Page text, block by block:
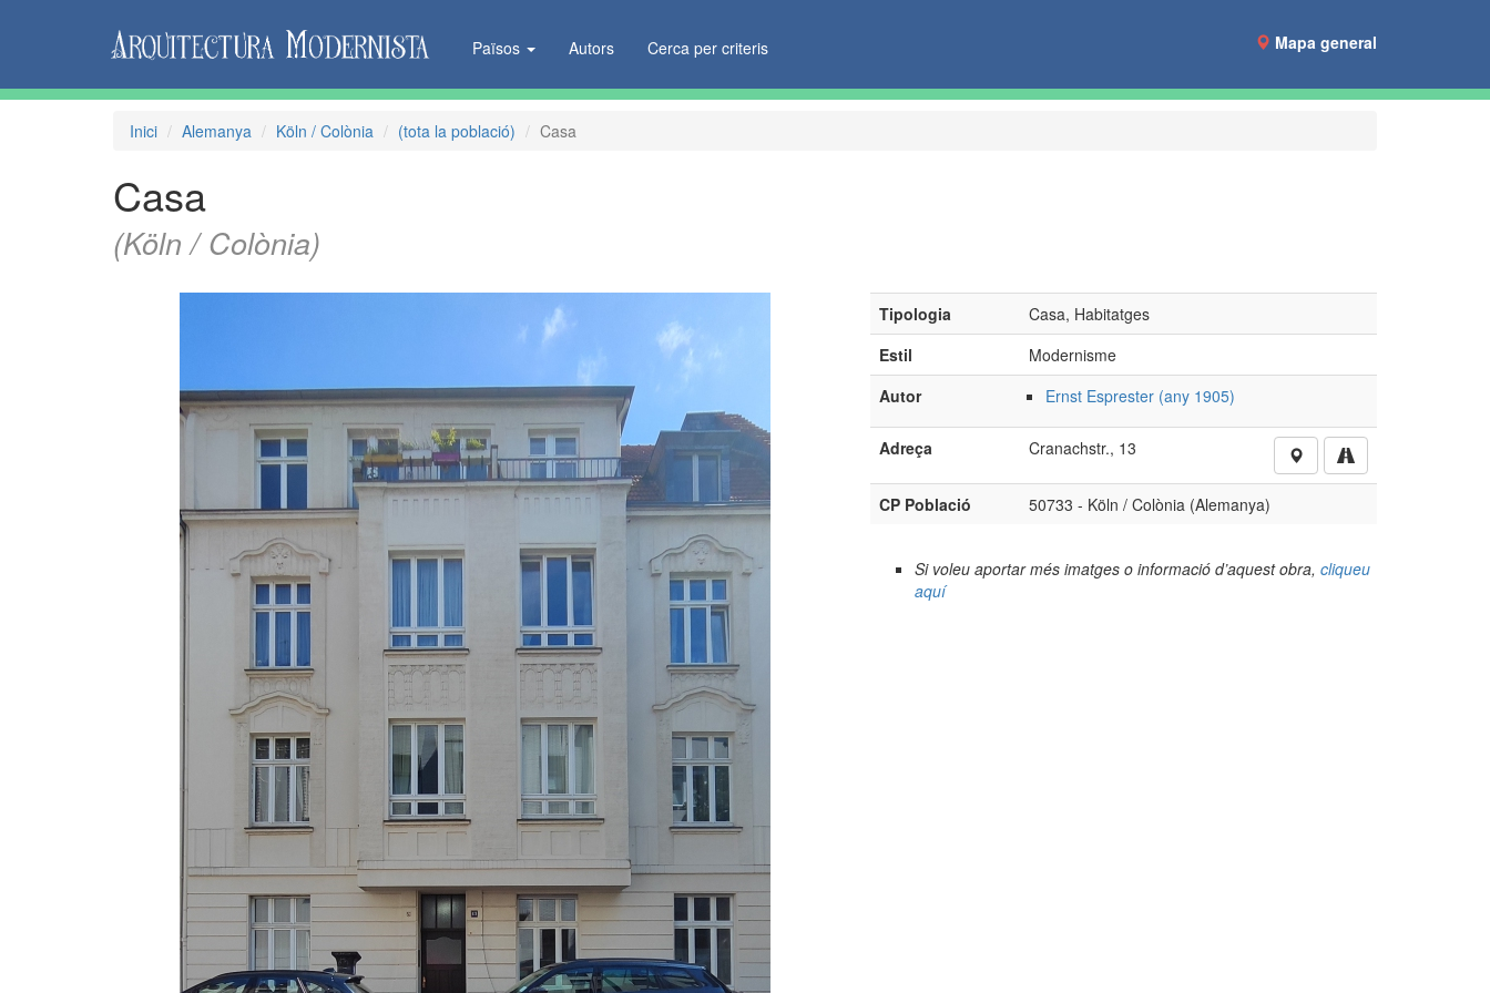
Països Autors Cerca per criteris Mapa general
Inici Alemanya Köln / Colònia (tota la població) Casa
Casa
(Köln / Colònia)
Tipologia
Casa, Habitatges
Estil
Modernisme
Autor
Ernst Esprester (any 1905)
Adreça Cranachstr., 13
CP Població 50733 - Köln / Colònia (Alemanya)
Si voleu aportar més imatges o informació d’aquest obra, cliqueu
aquí